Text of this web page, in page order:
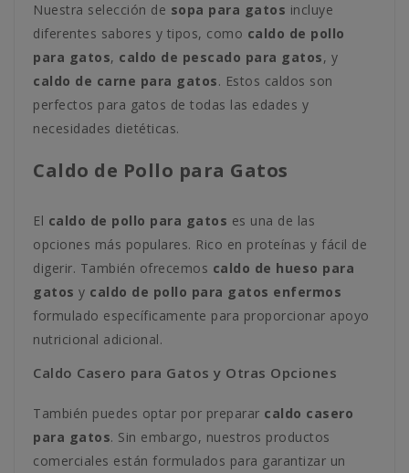
Nuestra selección de sopa para gatos incluye
diferentes sabores y tipos, como caldo de pollo
para gatos, caldo de pescado para gatos, y
caldo de carne para gatos. Estos caldos son
perfectos para gatos de todas las edades y
necesidades dietéticas.
Caldo de Pollo para Gatos
El caldo de pollo para gatos es una de las
opciones más populares. Rico en proteínas y fácil de
digerir. También ofrecemos caldo de hueso para
gatos y caldo de pollo para gatos enfermos
formulado específicamente para proporcionar apoyo
nutricional adicional.
Caldo Casero para Gatos y Otras Opciones
También puedes optar por preparar caldo casero
para gatos. Sin embargo, nuestros productos
comerciales están formulados para garantizar un